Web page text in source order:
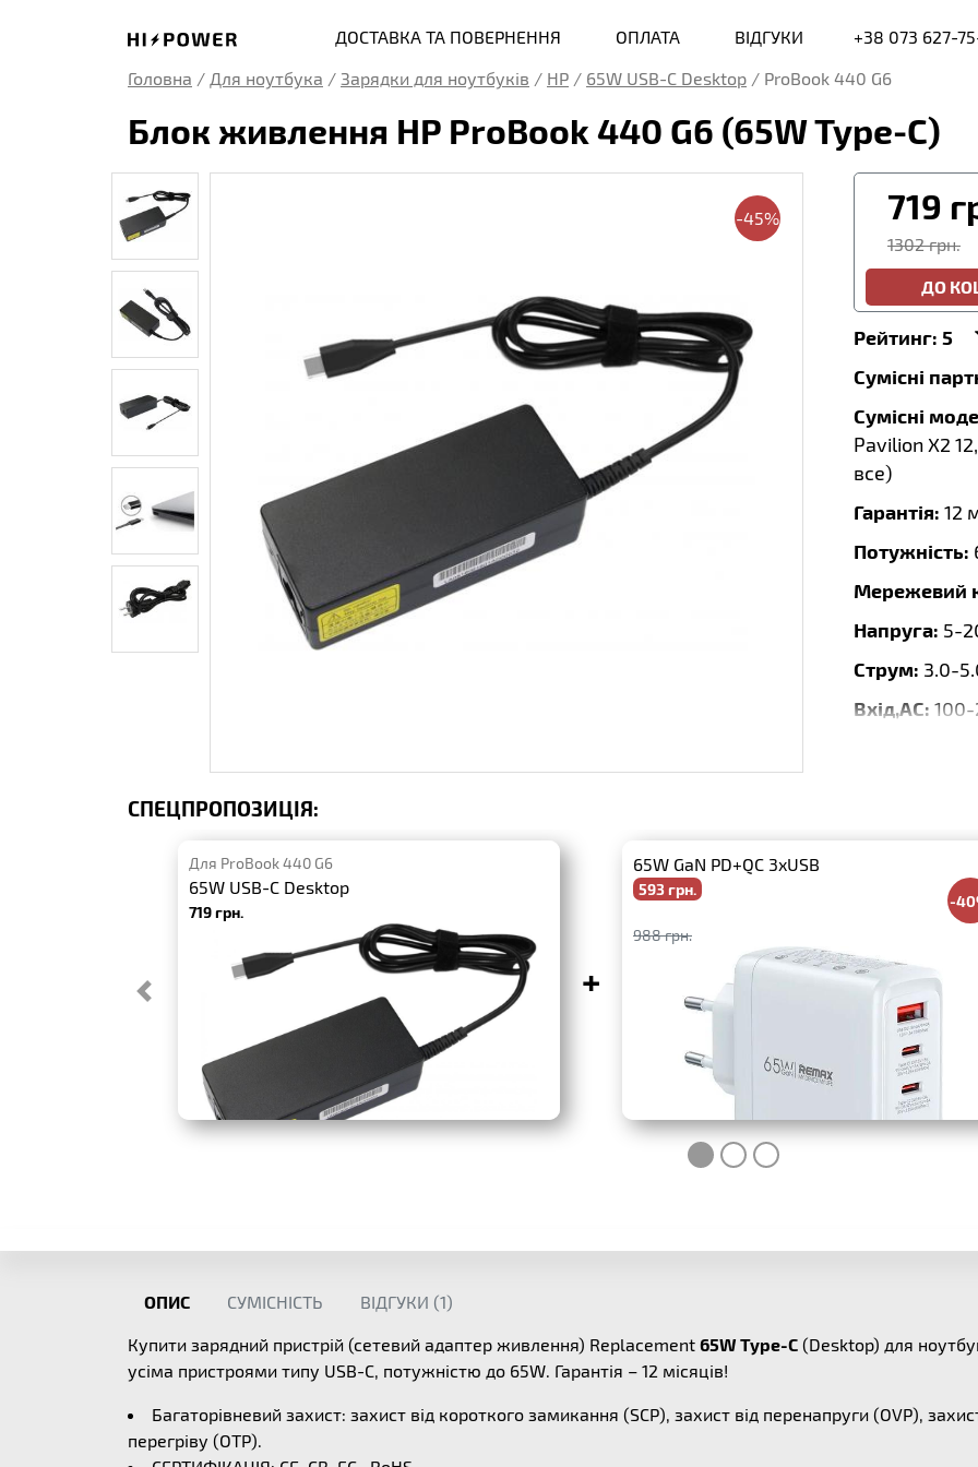
ДОСТАВКА ТА ПОВЕРНЕННЯ ОПЛАТА ВІДГУКИ +38 073 627-
Головна / Для ноутбука / Зарядки для ноутбуків / HP / 65W USB-C Desktop / ProBook 440 G6
Блок живлення HP ProBook 440 G6 (65W Type-C)
-45% 719
1302 грн.
ДО
Рейтинг: 5
Сумісні
Сумісні
Pavilion X2
все)
Гарантія: 12
Потужність:
Мережевий
Напруга: 5-
Струм: 3.0-
Вхід,AC:
5V-
СПЕЦПРОПОЗИЦІЯ:
Для ProBook 440 G6
65W USB-C Desktop
719 грн.
+
65W GaN PD+QC 3xUSB
593 грн.
-
988 грн.
ОПИС СУМІСНІСТЬ ВІДГУКИ (1)
Купити зарядний пристрій (сетевий адаптер живлення) Replacement 65W Type-C (Desktop) для
усіма пристроями типу USB-C, потужністю до 65W. Гарантія – 12 місяців!
Багаторівневий захист: захист від короткого замикання (SCP), захист від перенапруги (OVP),
перегріву (OTP).